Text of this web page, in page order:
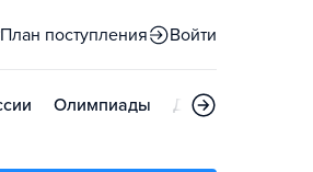
План поступления Войти
Олимпиады Дни открытых